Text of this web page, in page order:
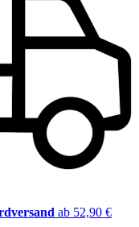
ab 52,90 €